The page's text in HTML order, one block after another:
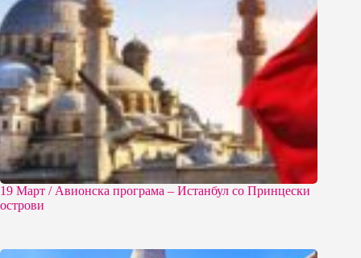
19 Март / Aвионска програма – Истанбул со Принцески
острови